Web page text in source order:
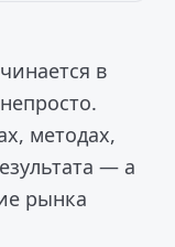
в
методах,
— а
рынка